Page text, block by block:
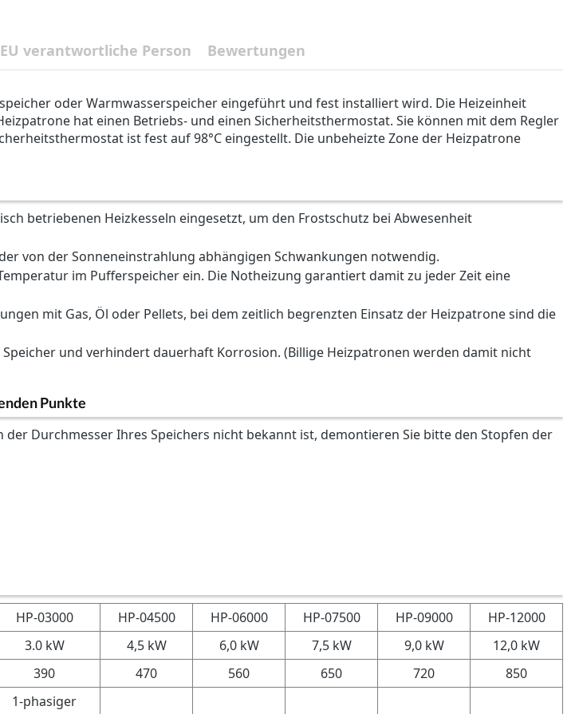
verantwortliche Person Bewertungen
oder Warmwasserspeicher eingeführt und fest installiert wird. Die Heizeinheit
hat einen Betriebs- und einen Sicherheitsthermostat. Sie können mit dem Regler
ist fest auf 98°C eingestellt. Die unbeheizte Zone der Heizpatrone
betriebenen Heizkesseln eingesetzt, um den Frostschutz bei Abwesenheit
von der Sonneneinstrahlung abhängigen Schwankungen notwendig.
im Pufferspeicher ein. Die Notheizung garantiert damit zu jeder Zeit eine
mit Gas, Öl oder Pellets, bei dem zeitlich begrenzten Einsatz der Heizpatrone sind die
und verhindert dauerhaft Korrosion. (Billige Heizpatronen werden damit nicht
Punkte
Durchmesser Ihres Speichers nicht bekannt ist, demontieren Sie bitte den Stopfen der
HP-03000 HP-04500 HP-06000 HP-07500 HP-09000
HP-12000
3.0 kW 4,5 kW 6,0 kW 7,5 kW 9,0 kW
12,0 kW
390 470 560 650 720 850
1-phasiger